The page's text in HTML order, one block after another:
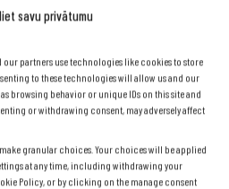
savu privātumu
our partners use technologies like cookies to store
to these technologies will allow us and our
browsing behavior or unique IDs on this site and
or withdrawing consent, may adversely affect
granular choices. Your choices will be applied
at any time, including withdrawing your
Policy, or by clicking on the manage consent
Elitebook 840 G3
i5-6300U (3 M kešatmiņa, līdz
GHz)